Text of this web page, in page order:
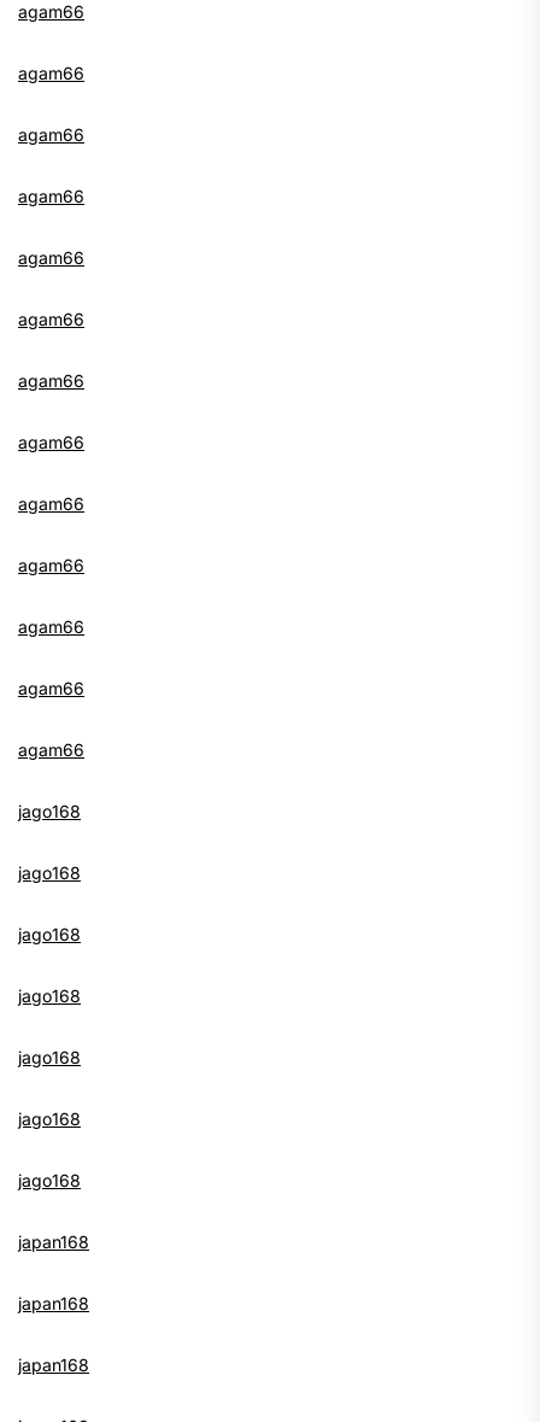
agam66
agam66
agam66
agam66
agam66
agam66
agam66
agam66
agam66
agam66
agam66
agam66
agam66
jago168
jago168
jago168
jago168
jago168
jago168
jago168
japan168
japan168
japan168